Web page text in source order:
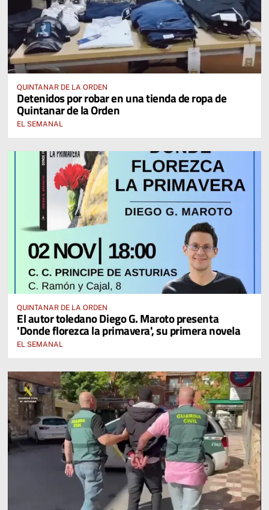
QUINTANAR DE LA ORDEN
Detenidos por robar en una tienda de ropa de
Quintanar de la Orden
EL SEMANAL
QUINTANAR DE LA ORDEN
El autor toledano Diego G. Maroto presenta
'Donde florezca la primavera', su primera novela
EL SEMANAL